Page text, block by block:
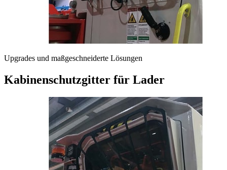
Upgrades und maßgeschneiderte Lösungen
Kabinenschutzgitter für Lader